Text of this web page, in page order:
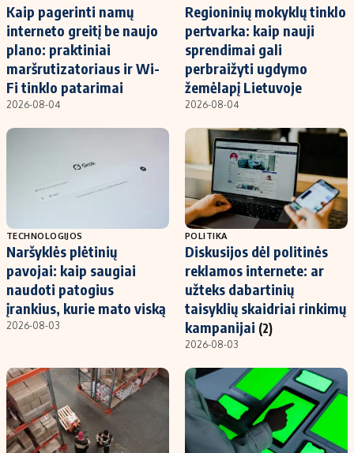
Kaip pagerinti namų
interneto greitį be naujo
plano: praktiniai
maršrutizatoriaus ir Wi-
Fi tinklo patarimai
2026-08-04
Regioninių mokyklų tinklo
pertvarka: kaip nauji
sprendimai gali
perbraižyti ugdymo
žemėlapį Lietuvoje
2026-08-04
TECHNOLOGIJOS
Naršyklės plėtinių
pavojai: kaip saugiai
naudoti patogius
įrankius, kurie mato viską
2026-08-03
POLITIKA
Diskusijos dėl politinės
reklamos internete: ar
užteks dabartinių
taisyklių skaidriai rinkimų
kampanijai (2)
2026-08-03